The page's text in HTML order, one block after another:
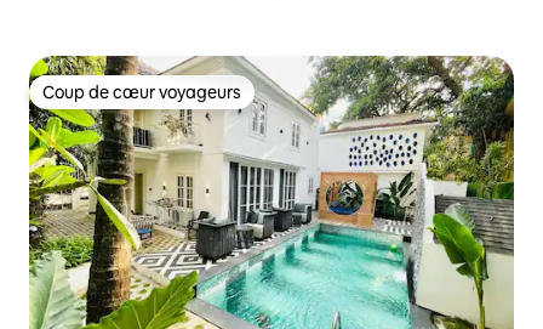
Coup de cœur voyageurs
Coup de cœur voyageurs